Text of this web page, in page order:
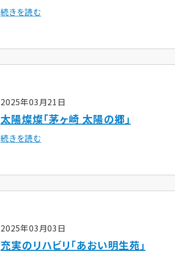
続きを読む
2025年03月21日
太陽燦燦「茅ヶ崎 太陽の郷」
続きを読む
2025年03月03日
充実のリハビリ「あおい明生苑」